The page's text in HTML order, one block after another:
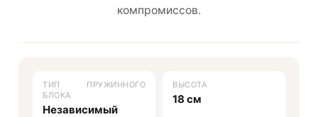
компромиссов.
ТИП ПРУЖИННОГО
БЛОКА
Независимый
ВЫСОТА
18 см